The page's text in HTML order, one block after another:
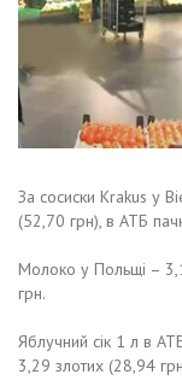
За сосиски Krakus у
(52,70 грн), в АТБ
Молоко у Польщі –
грн.
Яблучний сік 1 л в
3,29 злотих (28,94